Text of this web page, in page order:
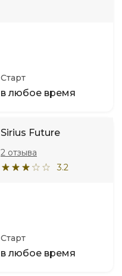
Старт
в любое время
Sirius Future
3.2
2 отзыва
Старт
в любое время